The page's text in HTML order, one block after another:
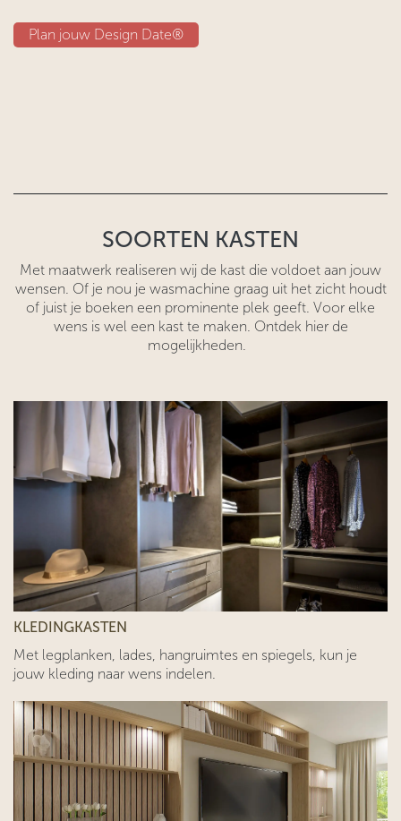
Plan jouw Design Date®
SOORTEN KASTEN
Met maatwerk realiseren wij de kast die voldoet aan jouw
wensen. Of je nou je wasmachine graag uit het zicht houdt
of juist je boeken een prominente plek geeft. Voor elke
wens is wel een kast te maken. Ontdek hier de
mogelijkheden.
KLEDINGKASTEN
Met legplanken, lades, hangruimtes en spiegels, kun je
jouw kleding naar wens indelen.